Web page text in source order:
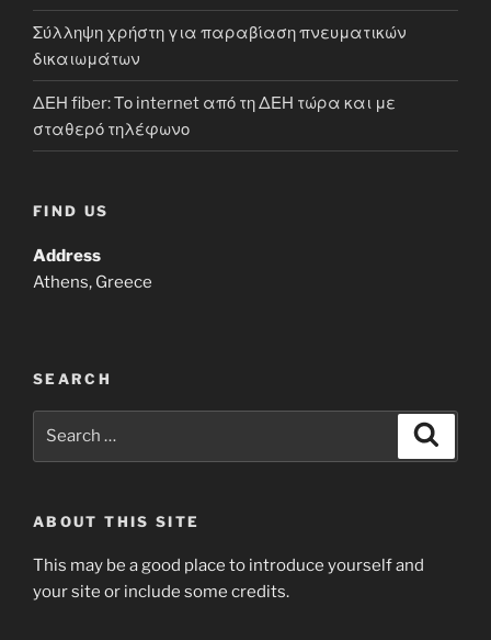
Σύλληψη χρήστη για παραβίαση πνευματικών
δικαιωμάτων
ΔΕΗ fiber: Το internet από τη ΔΕΗ τώρα και με
σταθερό τηλέφωνο
FIND US
Address
Athens, Greece
SEARCH
ABOUT THIS SITE
This may be a good place to introduce yourself and
your site or include some credits.